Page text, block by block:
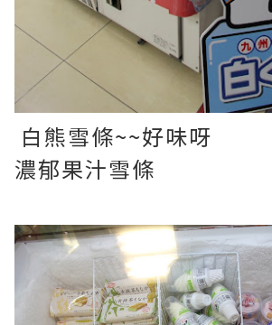
白熊雪條~~好味呀
濃郁果汁雪條